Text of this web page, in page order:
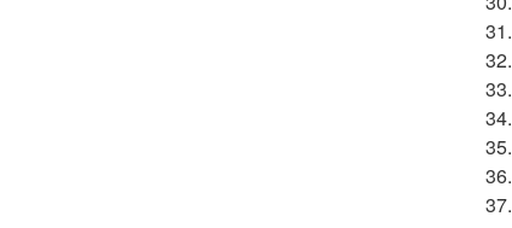
31.
32.
33.
34.
35.
36.
37.